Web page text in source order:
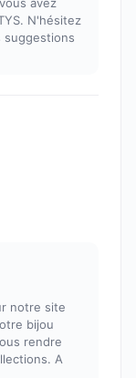
N'hésitez
suggestions
notre site
bijou
rendre
A